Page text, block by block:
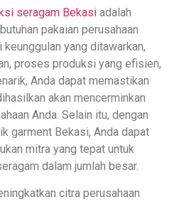
seragam Bekasi adalah
pakaian perusahaan
keunggulan yang ditawarkan,
proses produksi yang efisien,
Anda dapat memastikan
akan mencerminkan
Anda. Selain itu, dengan
garment Bekasi, Anda dapat
mitra yang tepat untuk
dalam jumlah besar.
citra perusahaan